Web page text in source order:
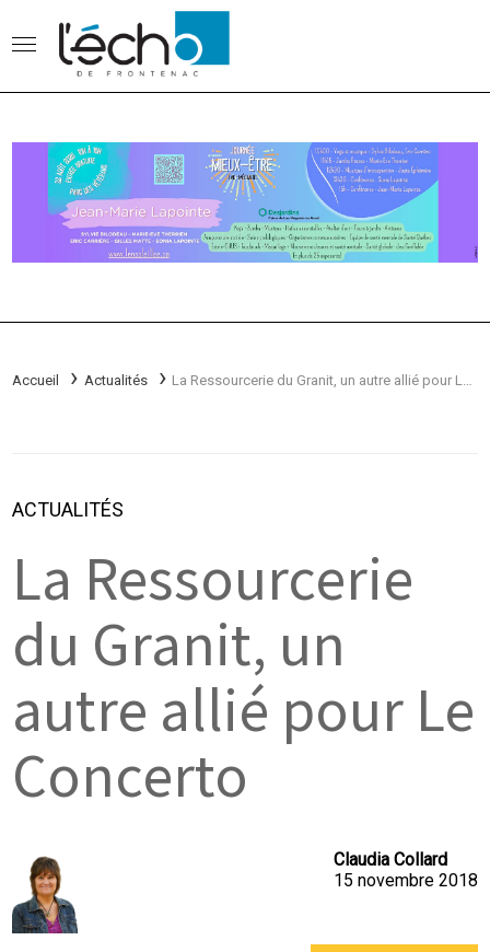
Accueil Actualités
ACTUALITÉS
La Ressourcerie
du Granit, un
autre allié pour Le
Concerto
Claudia Collard
15 novembre 2018